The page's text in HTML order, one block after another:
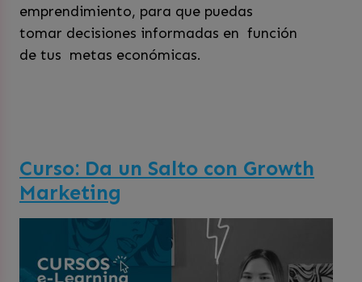
emprendimiento, para que puedas
tomar decisiones informadas en función
de tus metas económicas.
Curso: Da un Salto con Growth
Marketing